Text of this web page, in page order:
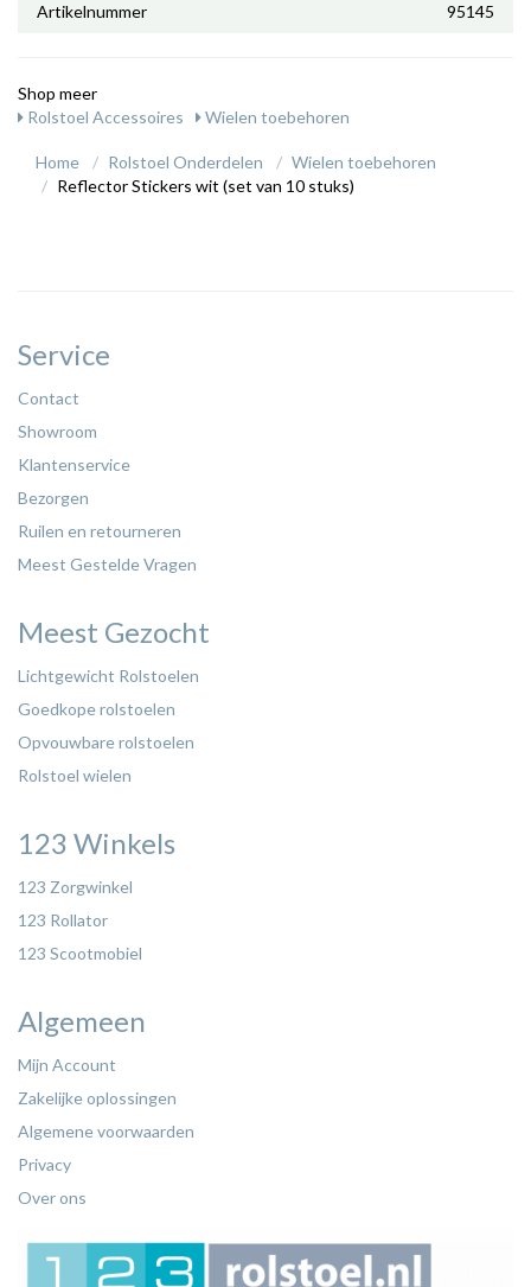
Artikelnummer 95145
Shop meer
Rolstoel Accessoires
Wielen toebehoren
Home Rolstoel Onderdelen
Wielen toebehoren
Reflector Stickers wit (set van 10 stuks)
Service
Contact
Showroom
Klantenservice
Bezorgen
Ruilen en retourneren
Meest Gestelde Vragen
Meest Gezocht
Lichtgewicht Rolstoelen
Goedkope rolstoelen
Opvouwbare rolstoelen
Rolstoel wielen
123 Winkels
123 Zorgwinkel
123 Rollator
123 Scootmobiel
Algemeen
Mijn Account
Zakelijke oplossingen
Algemene voorwaarden
Privacy
Over ons